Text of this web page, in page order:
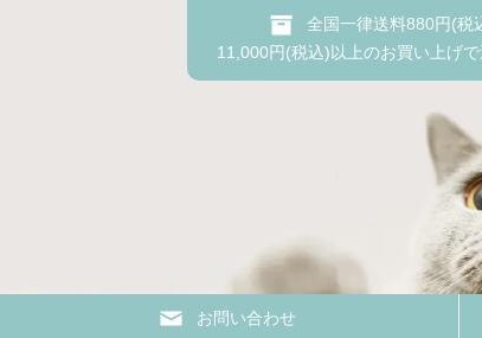
全国一律送料880円(税
11,000円(税込)以上のお買い上げ
お問い合わせ